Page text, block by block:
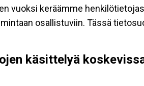
vuoksi keräämme
osallistuviin. Tässä
käsittelyä